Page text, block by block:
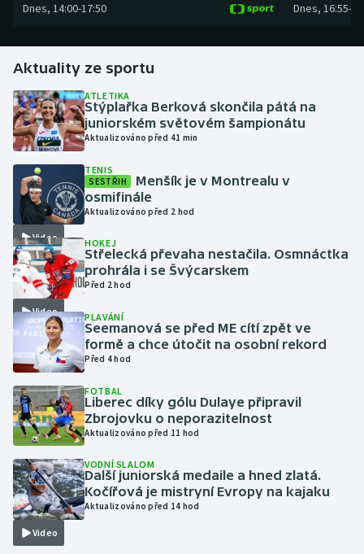
Golf
Gymnastika
Házená
Jezdectví
Judo
Krasobruslení
Lezení
Lyže a snowboard
Moderní pětiboj
Motorsport
Olympijské hry
Parasport
Plavání
Dnes, 14:00-17:50 Dnes, 16:55-
Aktuality ze sportu
ATLETIKA
Stýplařka Berková skončila pátá na
juniorském světovém šampionátu
Aktualizováno před 41 min
Video
TENIS
SESTŘIH
Menšík je v Montrealu v
osmifinále
Aktualizováno před 2 hod
Video
HOKEJ
Střelecká převaha nestačila. Osmnáctka
prohrála i se Švýcarskem
Před 2 hod
PLAVÁNÍ
Seemanová se před ME cítí zpět ve
formě a chce útočit na osobní rekord
Před 4 hod
FOTBAL
Liberec díky gólu Dulaye připravil
Zbrojovku o neporazitelnost
Aktualizováno před 11 hod
Video
VODNÍ SLALOM
Další juniorská medaile a hned zlatá.
Kočířová je mistryní Evropy na kajaku
Aktualizováno před 14 hod